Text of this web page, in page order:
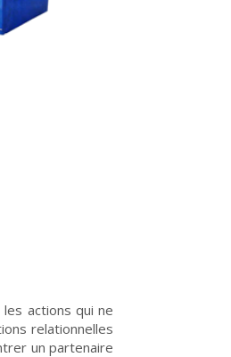
actions qui ne
relationnelles
un partenaire